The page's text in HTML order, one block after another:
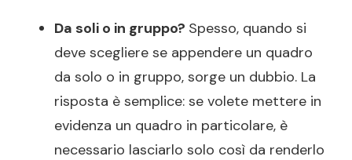
Da soli o in gruppo? Spesso, quando si
deve scegliere se appendere un quadro
da solo o in gruppo, sorge un dubbio. La
risposta è semplice: se volete mettere in
evidenza un quadro in particolare, è
necessario lasciarlo solo così da renderlo